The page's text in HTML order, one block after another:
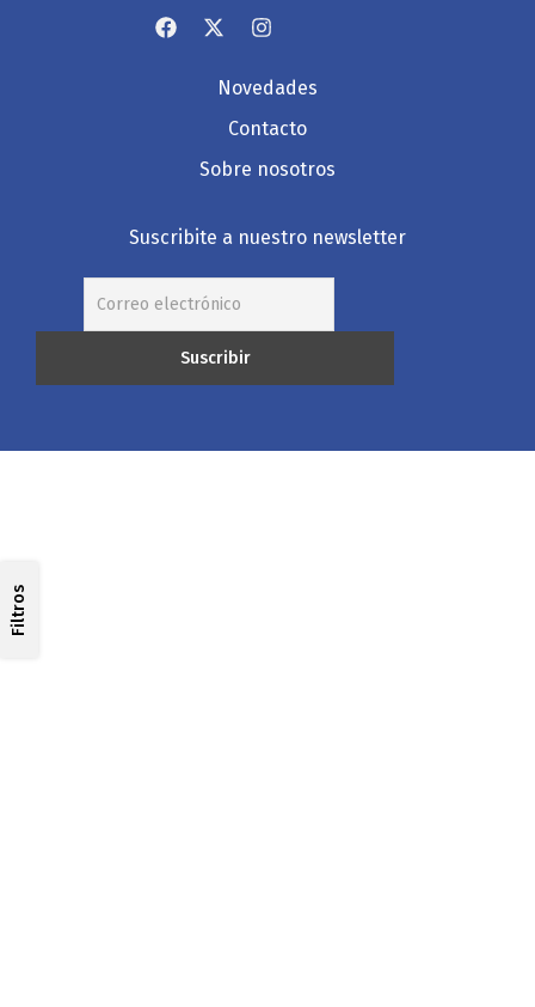
Filtros
Novedades
Contacto
Sobre nosotros
Suscribite a nuestro newsletter